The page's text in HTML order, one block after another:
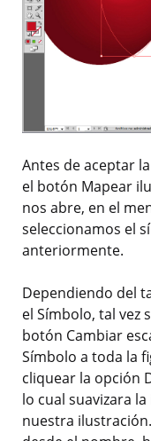
Antes de aceptar
el botón Mapear
nos abre, en el
seleccionamos el
anteriormente.
Dependiendo del
el Símbolo, tal vez
botón Cambiar
Símbolo a toda la
cliquear la opción
lo cual suavizara
nuestra